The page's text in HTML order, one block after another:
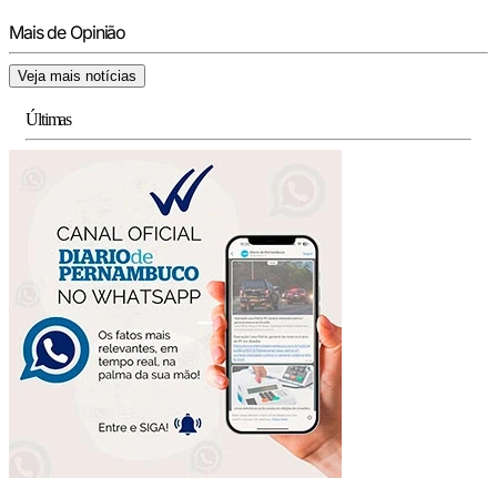
Mais de Opinião
Veja mais notícias
Últimas